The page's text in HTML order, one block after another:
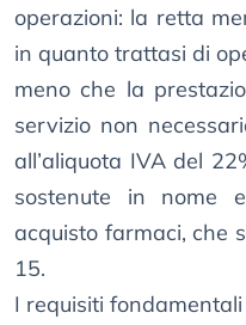
operazioni: la retta
in quanto trattasi di
meno che la
servizio non
all’aliquota IVA del
sostenute in nome
acquisto farmaci, che
15.
I requisiti